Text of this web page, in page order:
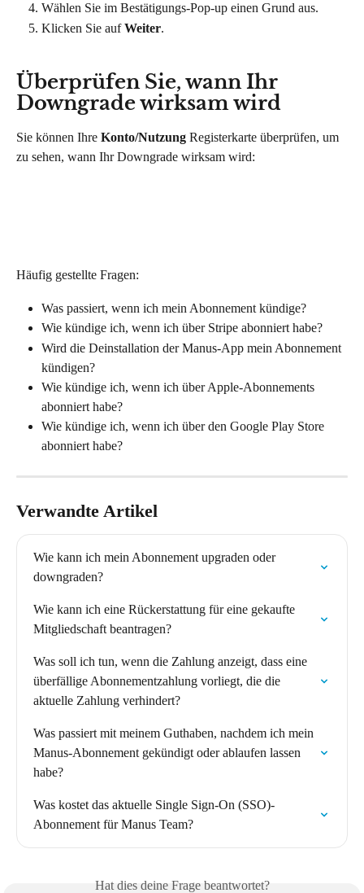
Wählen Sie im Bestätigungs-Pop-up einen Grund aus.
Klicken Sie auf Weiter.
Überprüfen Sie, wann Ihr
Downgrade wirksam wird
Sie können Ihre Konto/Nutzung Registerkarte überprüfen, um
zu sehen, wann Ihr Downgrade wirksam wird:
Häufig gestellte Fragen:
Was passiert, wenn ich mein Abonnement kündige?
Wie kündige ich, wenn ich über Stripe abonniert habe?
Wird die Deinstallation der Manus-App mein Abonnement
kündigen?
Wie kündige ich, wenn ich über Apple-Abonnements
abonniert habe?
Wie kündige ich, wenn ich über den Google Play Store
abonniert habe?
Verwandte Artikel
Wie kann ich mein Abonnement upgraden oder
downgraden?
Wie kann ich eine Rückerstattung für eine gekaufte
Mitgliedschaft beantragen?
Was soll ich tun, wenn die Zahlung anzeigt, dass eine
überfällige Abonnementzahlung vorliegt, die die
aktuelle Zahlung verhindert?
Was passiert mit meinem Guthaben, nachdem ich mein
Manus-Abonnement gekündigt oder ablaufen lassen
habe?
Was kostet das aktuelle Single Sign-On (SSO)-
Abonnement für Manus Team?
Hat dies deine Frage beantwortet?